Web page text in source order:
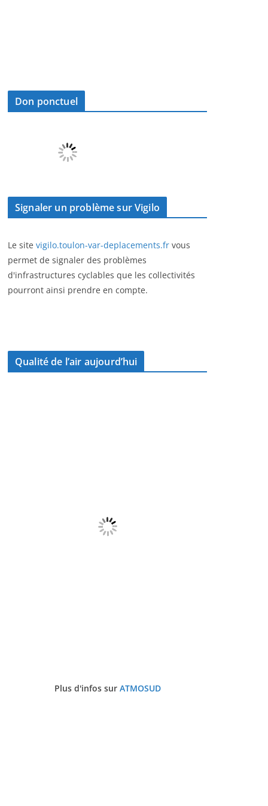
Don ponctuel
Signaler un problème sur Vigilo
Le site vigilo.toulon-var-deplacements.fr vous
permet de signaler des problèmes
d'infrastructures cyclables que les collectivités
pourront ainsi prendre en compte.
Qualité de l’air aujourd’hui
Plus d'infos sur ATMOSUD